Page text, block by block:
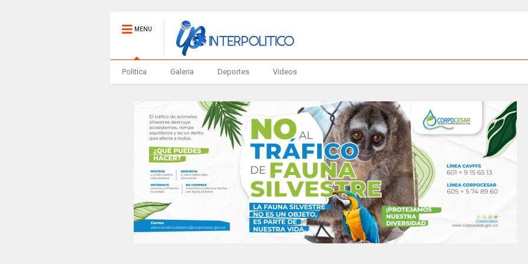
MENU
Politica Galeria Deportes Videos